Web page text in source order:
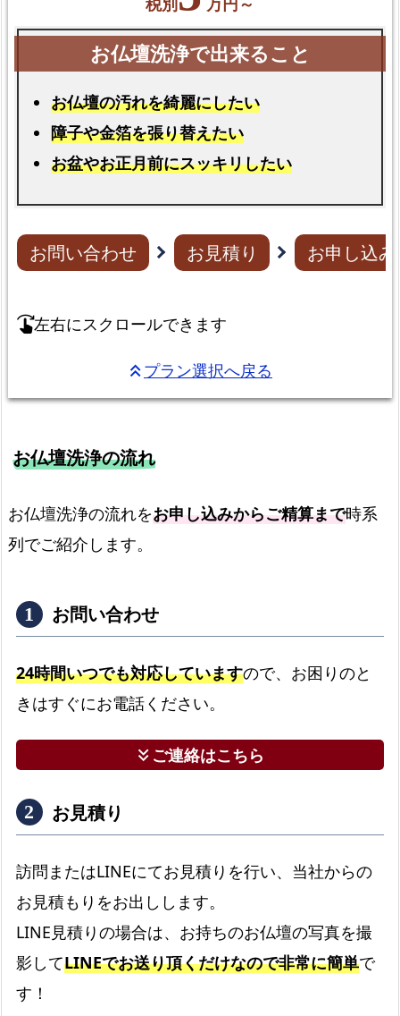
お仏壇の汚れを綺麗にしたい
障子や金箔を張り替えたい
お盆やお正月前にスッキリしたい
お問い合わせ お見積り お申し込み
swipe_right左右にスクロールできます
keyboard_double_arrow_upプラン選択へ戻る
お仏壇洗浄の流れ
お仏壇洗浄の流れをお申し込みからご精算まで時系
列でご紹介します。
お問い合わせ
24時間いつでも対応していますので、お困りのと
きはすぐにお電話ください。
keyboard_double_arrow_downご連絡はこちら
お見積り
訪問またはLINEにてお見積りを行い、当社からの
お見積もりをお出しします。
LINE見積りの場合は、お持ちのお仏壇の写真を撮
影してLINEでお送り頂くだけなので非常に簡単で
す！